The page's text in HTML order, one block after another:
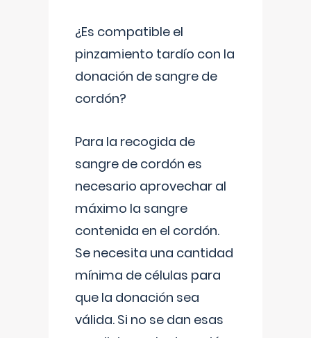
¿Es compatible el
pinzamiento tardío con la
donación de sangre de
cordón?
Para la recogida de
sangre de cordón es
necesario aprovechar al
máximo la sangre
contenida en el cordón.
Se necesita una cantidad
mínima de células para
que la donación sea
válida. Si no se dan esas